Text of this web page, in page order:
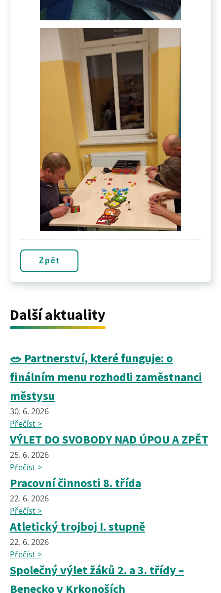
Zpět
Další aktuality
🥗 Partnerství, které funguje: o
finálním menu rozhodli zaměstnanci
městysu
30. 6. 2026
Přečíst >
VÝLET DO SVOBODY NAD ÚPOU A ZPĚT
25. 6. 2026
Přečíst >
Pracovní činnosti 8. třída
22. 6. 2026
Přečíst >
Atletický trojboj I. stupně
22. 6. 2026
Přečíst >
Společný výlet žáků 2. a 3. třídy –
Benecko v Krkonoších